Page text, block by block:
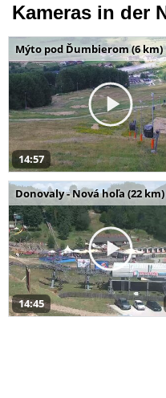
Kameras in der
Mýto pod Ďumbierom (6 km)
14:57
Donovaly - Nová hoľa (22 km)
14:45